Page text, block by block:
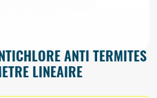
ANTI TERMITES
LINEAIRE